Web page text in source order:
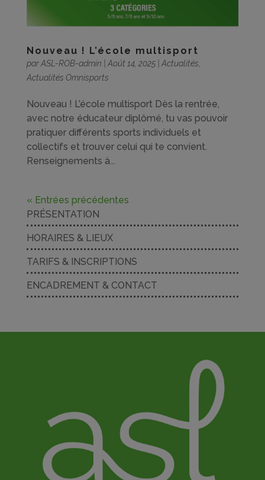
Nouveau ! L’école multisport
parASL-ROB-admin |Août 14, 2025|Actualités,
Actualités Omnisports
Nouveau ! L’école multisport Dès la rentrée,
avec notre éducateur diplômé, tu vas pouvoir
pratiquer différents sports individuels et
collectifs et trouver celui qui te convient.
Renseignements à...
« Entrées précédentes
PRÉSENTATION
HORAIRES & LIEUX
TARIFS & INSCRIPTIONS
ENCADREMENT & CONTACT